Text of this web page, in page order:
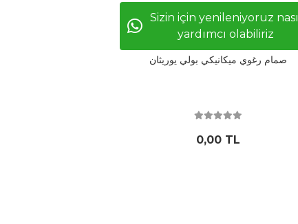
Sizin için yenileniyoruz nasıl
yardımcı olabiliriz
صمام رغوي ميكانيكي بولي يوريثان
0,00 TL